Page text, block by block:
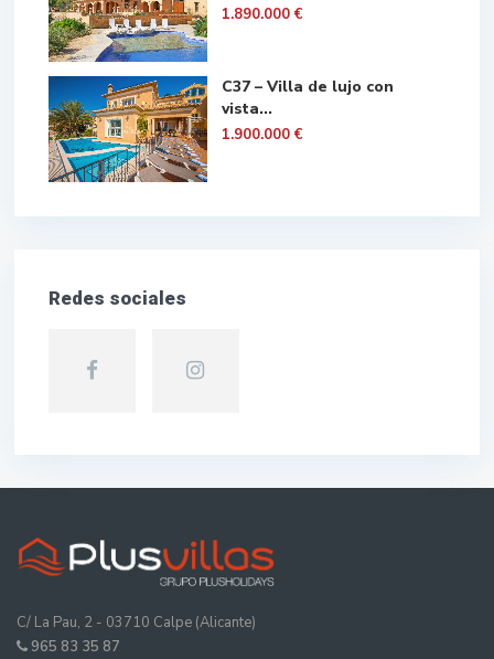
1.890.000 €
C37 – Villa de lujo con
vista...
1.900.000 €
Redes sociales
C/ La Pau, 2 - 03710 Calpe (Alicante)
965 83 35 87